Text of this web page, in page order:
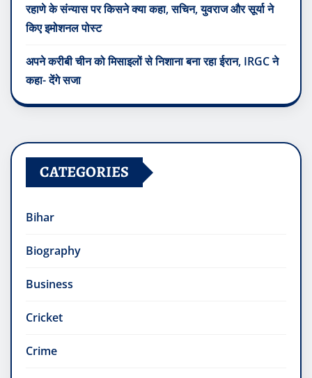
रहाणे के संन्यास पर किसने क्या कहा, सचिन, युवराज और सूर्या ने
किए इमोशनल पोस्ट
अपने करीबी चीन को मिसाइलों से निशाना बना रहा ईरान, IRGC ने
कहा- देंगे सजा
CATEGORIES
Bihar
Biography
Business
Cricket
Crime